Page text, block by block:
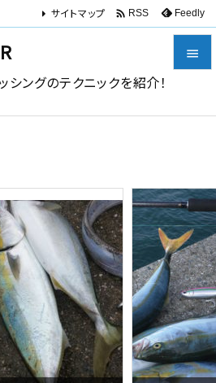
ングのテクニックを紹介！


前へ

次へ

検索
サイトマップ  RSS Feedly